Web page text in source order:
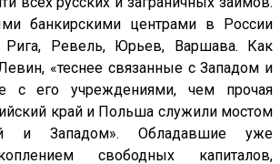
банкирскими центрами в России
Ревель, Юрьев, Варшава. Как
«теснее связанные с Западом и
с его учреждениями, чем прочая
край и Польша служили мостом
и Западом». Обладавшие уже
свободных капиталов,